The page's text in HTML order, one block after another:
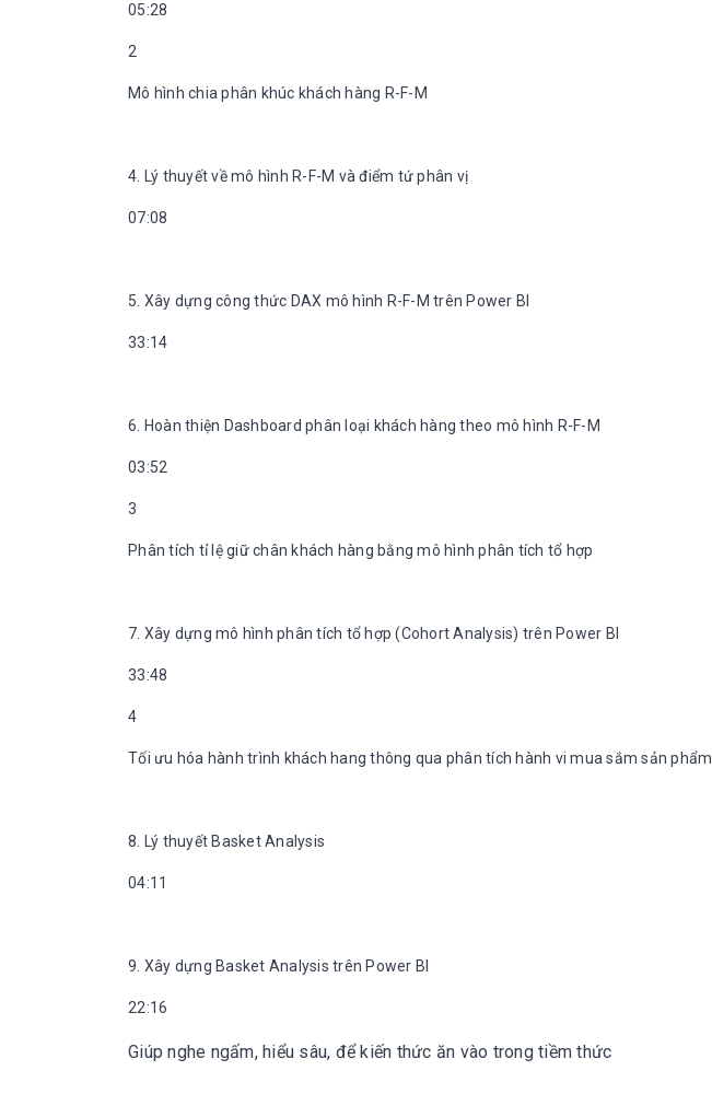
05:28
2
Mô hình chia phân khúc khách hàng R-F-M
4. Lý thuyết về mô hình R-F-M và điểm tứ phân vị
07:08
5. Xây dựng công thức DAX mô hình R-F-M trên Power BI
33:14
6. Hoàn thiện Dashboard phân loại khách hàng theo mô hình R-F-M
03:52
3
Phân tích tỉ lệ giữ chân khách hàng bằng mô hình phân tích tổ hợp
7. Xây dựng mô hình phân tích tổ hợp (Cohort Analysis) trên Power BI
33:48
4
Tối ưu hóa hành trình khách hang thông qua phân tích hành vi mua sắm sản phẩm
8. Lý thuyết Basket Analysis
04:11
9. Xây dựng Basket Analysis trên Power BI
22:16
Giúp nghe ngấm, hiểu sâu, để kiến thức ăn vào trong tiềm thức